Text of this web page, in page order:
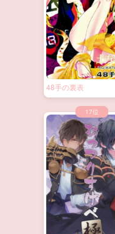
48手の裏表